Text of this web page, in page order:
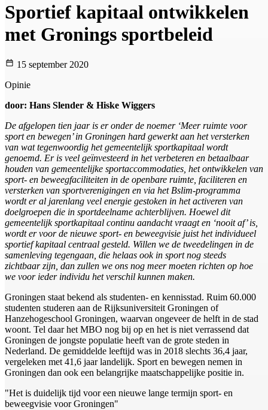
Sportief kapitaal ontwikkelen
met Gronings sportbeleid
15 september 2020
Opinie
door: Hans Slender & Hiske Wiggers
De afgelopen tien jaar is er onder de noemer ‘Meer ruimte voor
sport en bewegen’ in Groningen hard gewerkt aan het versterken
van wat tegenwoordig het gemeentelijk sportkapitaal wordt
genoemd. Er is veel geïnvesteerd in het verbeteren en betaalbaar
houden van gemeentelijke sportaccommodaties, het ontwikkelen van
sport- en beweegfaciliteiten in de openbare ruimte, faciliteren en
versterken van sportverenigingen en via het Bslim-programma
wordt er al jarenlang veel energie gestoken in het activeren van
doelgroepen die in sportdeelname achterblijven. Hoewel dit
gemeentelijk sportkapitaal continu aandacht vraagt en ‘nooit af’ is,
wordt er voor de nieuwe sport- en beweegvisie juist het individueel
sportief kapitaal centraal gesteld. Willen we de tweedelingen in de
samenleving tegengaan, die helaas ook in sport nog steeds
zichtbaar zijn, dan zullen we ons nog meer moeten richten op hoe
we voor ieder individu het verschil kunnen maken.
Groningen staat bekend als studenten- en kennisstad. Ruim 60.000
studenten studeren aan de Rijksuniversiteit Groningen of
Hanzehogeschool Groningen, waarvan ongeveer de helft in de stad
woont. Tel daar het MBO nog bij op en het is niet verrassend dat
Groningen de jongste populatie heeft van de grote steden in
Nederland. De gemiddelde leeftijd was in 2018 slechts 36,4 jaar,
vergeleken met 41,6 jaar landelijk. Sport en bewegen nemen in
Groningen dan ook een belangrijke maatschappelijke positie in.
"Het is duidelijk tijd voor een nieuwe lange termijn sport- en
beweegvisie voor Groningen"